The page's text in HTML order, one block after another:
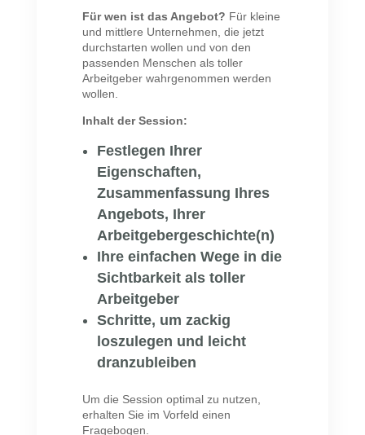
Für wen ist das Angebot? Für kleine
und mittlere Unternehmen, die jetzt
durchstarten wollen und von den
passenden Menschen als toller
Arbeitgeber wahrgenommen werden
wollen.
Inhalt der Session:
Festlegen Ihrer
Eigenschaften,
Zusammenfassung Ihres
Angebots, Ihrer
Arbeitgebergeschichte(n)
Ihre einfachen Wege in die
Sichtbarkeit als toller
Arbeitgeber
Schritte, um zackig
loszulegen und leicht
dranzubleiben
Um die Session optimal zu nutzen,
erhalten Sie im Vorfeld einen
Fragebogen.